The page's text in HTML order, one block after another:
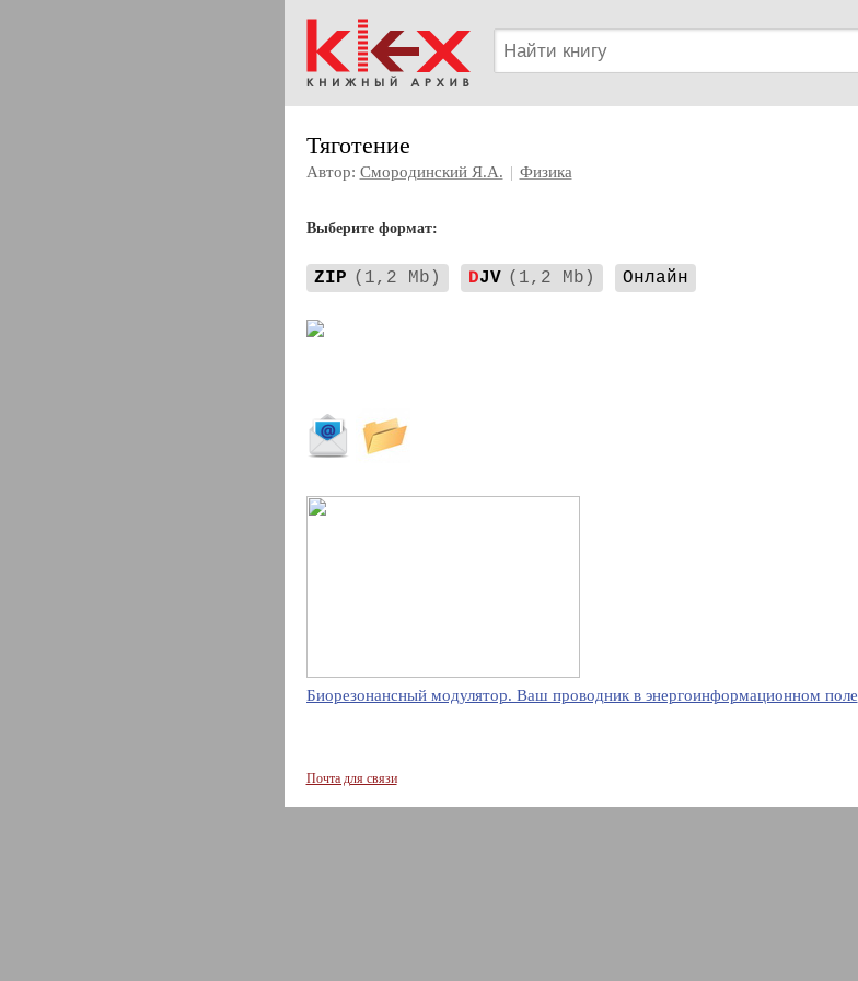
Тяготение
Автор: Смородинский Я.А. | Физика
Выберите формат:
ZIP (1,2 Mb) DJV (1,2 Mb) Онлайн
Биорезонансный модулятор. Ваш проводник в энергоинформационном поле
Почта для связи